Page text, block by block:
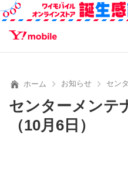
SEARCH
ホーム お知らせ セン
センターメンテ
（10月6日）